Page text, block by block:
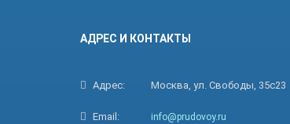
АДРЕС И КОНТАКТЫ
Адрес: Москва, ул. Свободы, 35с23
Email: info@prudovoy.ru